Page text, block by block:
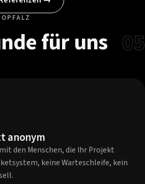
füruns 05
anonym
den Menschen, die Ihr Projekt
keine Warteschleife, kein